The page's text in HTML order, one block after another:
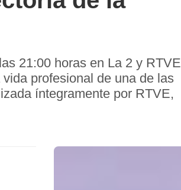
21:00 horas en La 2 y RTVE
profesional de una de las
íntegramente por RTVE,